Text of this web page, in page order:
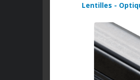
Lentilles -